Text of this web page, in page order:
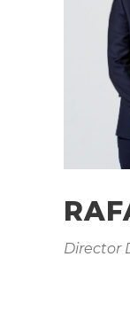
Director